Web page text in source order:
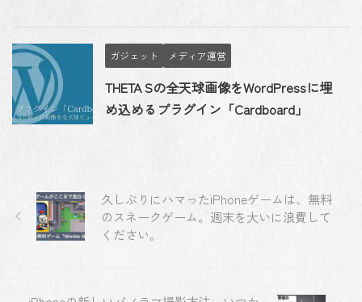
ガジェット メディア運営
THETA Sの全天球画像をWordPressに埋
め込めるプラグイン「Cardboard」
久しぶりにハマったiPhoneゲームは、無料
のスネークゲーム。週末を大いに浪費して
ください。